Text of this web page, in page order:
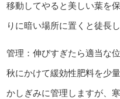
移動してやると美しい葉を
りに暗い場所に置くと徒長
管理：伸びすぎたら適当な
秋にかけて緩効性肥料を少
かしぎみに管理しますが、